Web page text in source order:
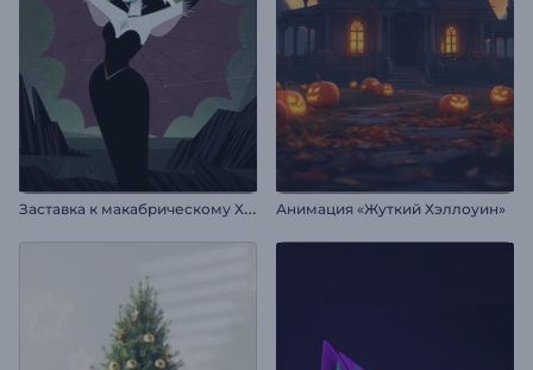
З
аставка к макабрическому Хэллоуину Анимация «Жуткий Хэллоуин»